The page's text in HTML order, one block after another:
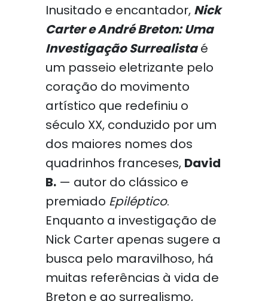
Inusitado e encantador, Nick
Carter e André Breton: Uma
Investigação Surrealistaé
um passeio eletrizante pelo
coração do movimento
artístico que redefiniu o
século XX, conduzido por um
dos maiores nomes dos
quadrinhos franceses, David
B.— autor do clássico e
premiado Epiléptico.
Enquanto a investigação de
Nick Carter apenas sugere a
busca pelo maravilhoso, há
muitas referências à vida de
Breton e ao surrealismo,